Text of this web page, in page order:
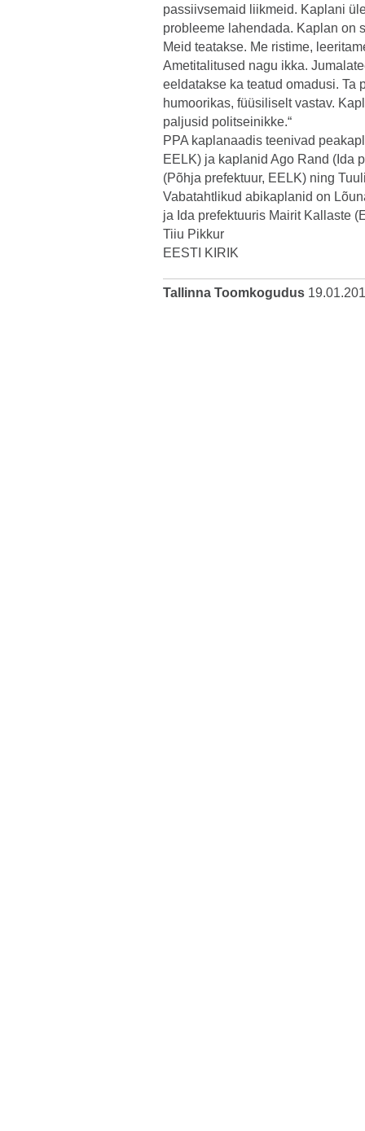
passiivsemaid liikmeid. Kaplani
probleeme lahendada. Kaplan on
Meid teatakse. Me ristime,
Ametitalitused nagu ikka.
eeldatakse ka teatud omadusi. Ta
humoorikas, füüsiliselt vastav.
paljusid politseinikke.“
PPA kaplanaadis teenivad
EELK) ja kaplanid Ago Rand (Ida
(Põhja prefektuur, EELK) ning
Vabatahtlikud abikap­lanid on
ja Ida prefektuuris Mairit Kallaste
Tiiu Pikkur
EESTI KIRIK
Tallinna Toomkogudus